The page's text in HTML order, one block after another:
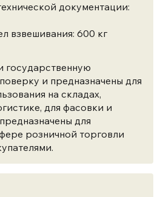
документации:
взвешивания: 600 кг
государственную
и предназначены для
на складах,
для фасовки и
для
розничной торговли